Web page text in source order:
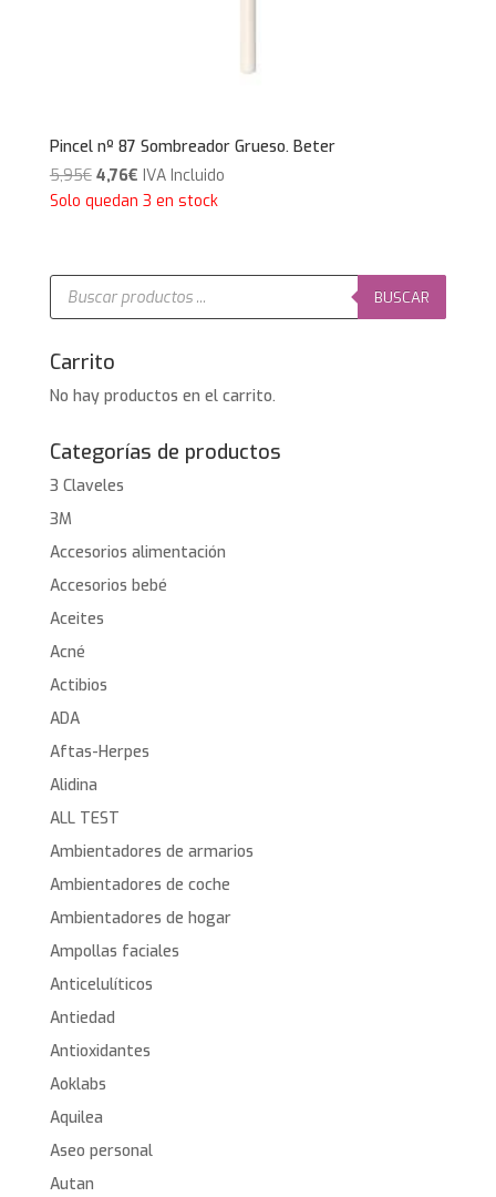
Pincel nº 87 Sombreador Grueso. Beter
5,95€ El
precio
5,95€.
4,76€El
precio
4,76€.
IVA Incluido
Solo quedan 3 en stock
Búsqueda
productos
BUSCAR
Carrito
No hay productos en el carrito.
Categorías de productos
3 Claveles
3M
Accesorios alimentación
Accesorios bebé
Aceites
Acné
Actibios
ADA
Aftas-Herpes
Alidina
ALL TEST
Ambientadores de armarios
Ambientadores de coche
Ambientadores de hogar
Ampollas faciales
Anticelulíticos
Antiedad
Antioxidantes
Aoklabs
Aquilea
Aseo personal
Autan